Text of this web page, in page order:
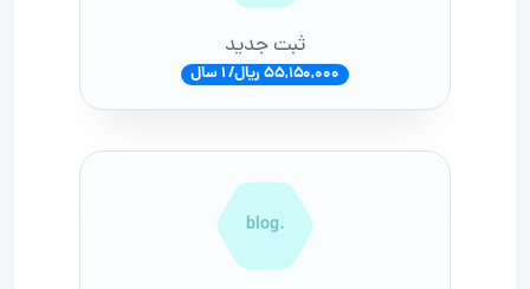
ثبت جدید
55,150,000 ریال/ 1 سال
.blog